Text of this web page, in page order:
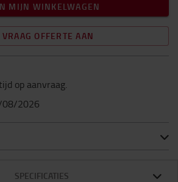
MIJN WINKELWAGEN
VRAAG OFFERTE AAN
op aanvraag.
08/2026
SPECIFICATIES